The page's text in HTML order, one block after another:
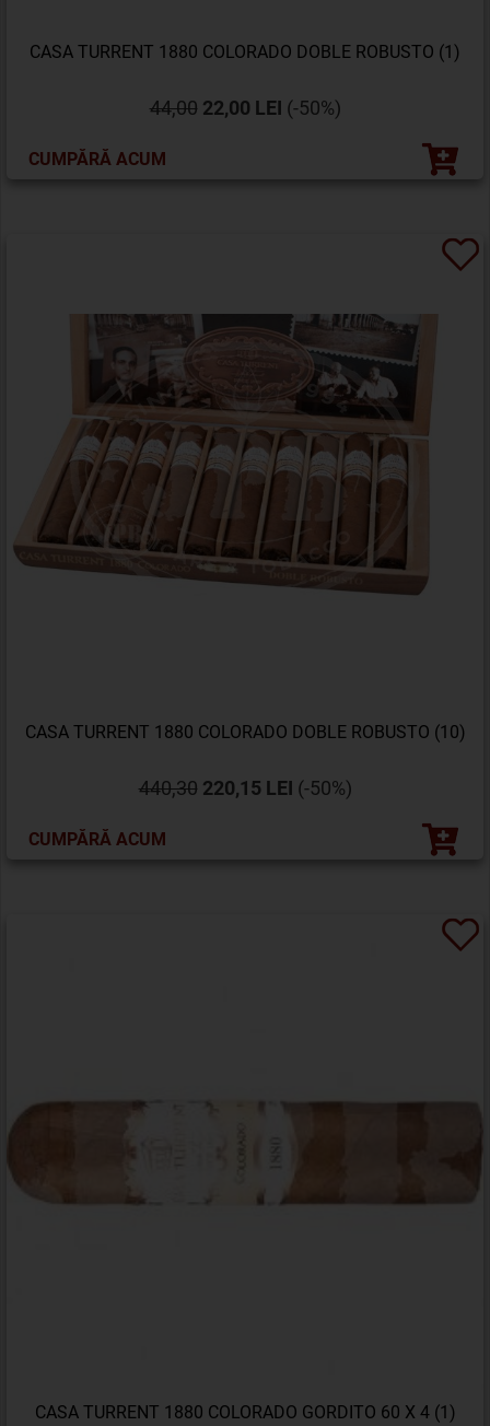
CASA TURRENT 1880 COLORADO DOBLE ROBUSTO (1)
44,00 22,00 LEI (-50%)
CUMPĂRĂ ACUM
CASA TURRENT 1880 COLORADO DOBLE ROBUSTO (10)
440,30 220,15 LEI (-50%)
CUMPĂRĂ ACUM
CASA TURRENT 1880 COLORADO GORDITO 60 X 4 (1)